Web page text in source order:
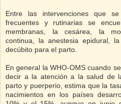
Entre las intervenciones que
frecuentes y rutinarias se
membranas, la cesárea, la
continua, la anestesia epidural,
decúbito para el parto.
En general la WHO-OMS cuando
decir a la atención a la salud de
parto y puerperio, estima que la
nacimientos en los países